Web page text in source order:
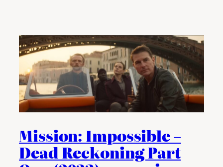
Mission: Impossible –
Dead Reckoning Part